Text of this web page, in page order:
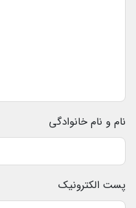
نام و نام خانوادگی
پست الکترونیک